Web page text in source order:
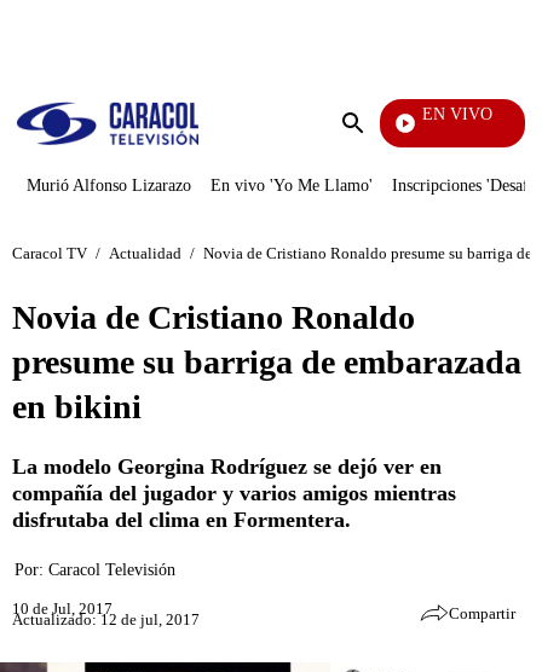
Enviar
EN VIVO
Televentas
Murió Alfonso Lizarazo En vivo 'Yo Me Llamo' Inscripciones
Caracol TV / Actualidad / Novia de Cristiano Ronaldo presume su barriga de
Novia de Cristiano Ronaldo
presume su barriga de embarazada
en bikini
La modelo Georgina Rodríguez se dejó ver en
compañía del jugador y varios amigos mientras
disfrutaba del clima en Formentera.
Por: Caracol Televisión
10 de Jul, 2017
Actualizado: 12 de jul, 2017 Compartir